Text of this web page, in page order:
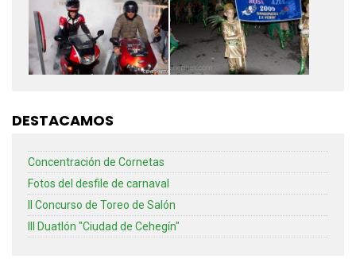
DESTACAMOS
Concentración de Cornetas
Fotos del desfile de carnaval
II Concurso de Toreo de Salón
III Duatlón "Ciudad de Cehegín"